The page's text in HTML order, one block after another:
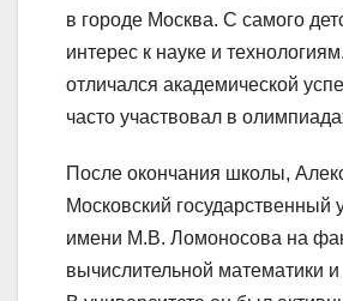
в городе Москва. С самого
интерес к науке и
отличался академической
часто участвовал в
После окончания школы,
Московский государственный
имени М.В. Ломоносова на
вычислительной математики и